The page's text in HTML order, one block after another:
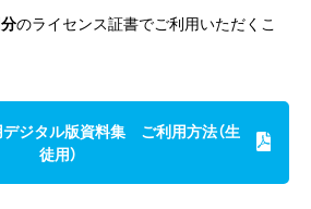
のライセンス証書でご利用いただくこ
ジタル版資料集 ご利用方法（生
徒用）